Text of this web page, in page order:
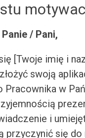
/ Pani,
[Twoje imię i
swoją
Pracownika w
i
przyczynić się do